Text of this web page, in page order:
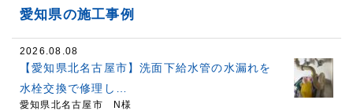
愛知県の施工事例
2026.08.08
【愛知県北名古屋市】洗面下給水管の水漏れを
水栓交換で修理し…
愛知県北名古屋市 N様